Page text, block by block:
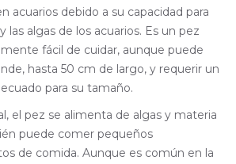
acuarios debido a su capacidad para
las algas de los acuarios. Es un pez
fácil de cuidar, aunque puede
hasta 50 cm de largo, y requerir un
para su tamaño.
el pez se alimenta de algas y materia
puede comer pequeños
de comida. Aunque es común en la